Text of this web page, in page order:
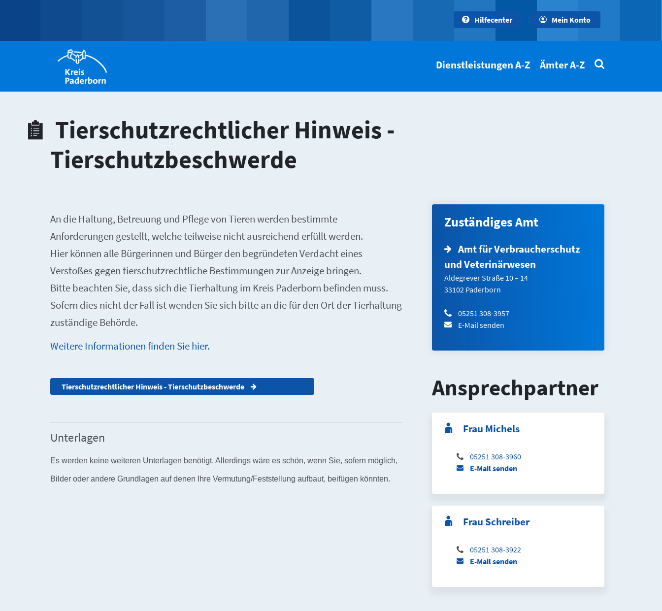
Hilfecenter Mein Konto
Dienstleistungen A-Z Ämter A-Z
Tierschutzrechtlicher Hinweis -
Tierschutzbeschwerde
An die Haltung, Betreuung und Pflege von Tieren werden bestimmte
Anforderungen gestellt, welche teilweise nicht ausreichend erfüllt werden.
Hier können alle Bürgerinnen und Bürger den begründeten Verdacht eines
Verstoßes gegen tierschutzrechtliche Bestimmungen zur Anzeige bringen.
Bitte beachten Sie, dass sich die Tierhaltung im Kreis Paderborn befinden muss.
Sofern dies nicht der Fall ist wenden Sie sich bitte an die für den Ort der Tierhaltung
zuständige Behörde.
Weitere Informationen finden Sie hier.
Tierschutzrechtlicher Hinweis - Tierschutzbeschwerde
Unterlagen
Es werden keine weiteren Unterlagen benötigt. Allerdings wäre es schön, wenn Sie, sofern möglich,
Bilder oder andere Grundlagen auf denen Ihre Vermutung/Feststellung aufbaut, beifügen könnten.
Zuständiges Amt
Amt für Verbraucherschutz
und Veterinärwesen
Aldegrever Straße 10 – 14
33102 Paderborn
05251 308-3957
E-Mail senden
Ansprechpartner
Frau Michels
05251 308-3960
E-Mail senden
Frau Schreiber
05251 308-3922
E-Mail senden